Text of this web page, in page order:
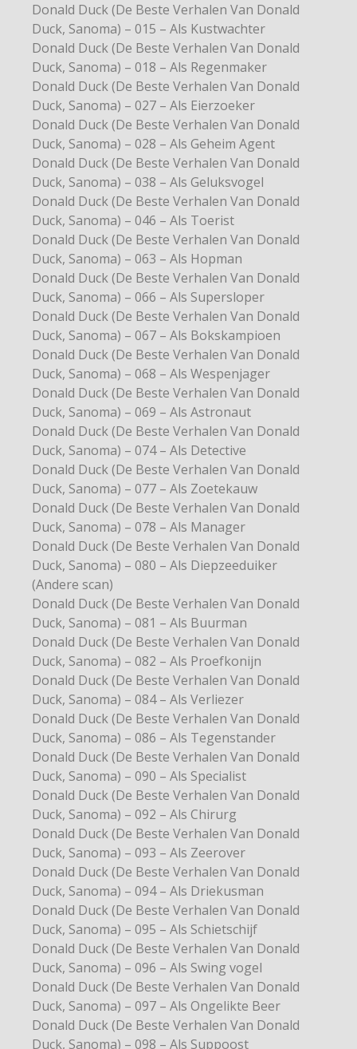
Donald Duck (De Beste Verhalen Van Donald
Duck, Sanoma) – 015 – Als Kustwachter
Donald Duck (De Beste Verhalen Van Donald
Duck, Sanoma) – 018 – Als Regenmaker
Donald Duck (De Beste Verhalen Van Donald
Duck, Sanoma) – 027 – Als Eierzoeker
Donald Duck (De Beste Verhalen Van Donald
Duck, Sanoma) – 028 – Als Geheim Agent
Donald Duck (De Beste Verhalen Van Donald
Duck, Sanoma) – 038 – Als Geluksvogel
Donald Duck (De Beste Verhalen Van Donald
Duck, Sanoma) – 046 – Als Toerist
Donald Duck (De Beste Verhalen Van Donald
Duck, Sanoma) – 063 – Als Hopman
Donald Duck (De Beste Verhalen Van Donald
Duck, Sanoma) – 066 – Als Supersloper
Donald Duck (De Beste Verhalen Van Donald
Duck, Sanoma) – 067 – Als Bokskampioen
Donald Duck (De Beste Verhalen Van Donald
Duck, Sanoma) – 068 – Als Wespenjager
Donald Duck (De Beste Verhalen Van Donald
Duck, Sanoma) – 069 – Als Astronaut
Donald Duck (De Beste Verhalen Van Donald
Duck, Sanoma) – 074 – Als Detective
Donald Duck (De Beste Verhalen Van Donald
Duck, Sanoma) – 077 – Als Zoetekauw
Donald Duck (De Beste Verhalen Van Donald
Duck, Sanoma) – 078 – Als Manager
Donald Duck (De Beste Verhalen Van Donald
Duck, Sanoma) – 080 – Als Diepzeeduiker
(Andere scan)
Donald Duck (De Beste Verhalen Van Donald
Duck, Sanoma) – 081 – Als Buurman
Donald Duck (De Beste Verhalen Van Donald
Duck, Sanoma) – 082 – Als Proefkonijn
Donald Duck (De Beste Verhalen Van Donald
Duck, Sanoma) – 084 – Als Verliezer
Donald Duck (De Beste Verhalen Van Donald
Duck, Sanoma) – 086 – Als Tegenstander
Donald Duck (De Beste Verhalen Van Donald
Duck, Sanoma) – 090 – Als Specialist
Donald Duck (De Beste Verhalen Van Donald
Duck, Sanoma) – 092 – Als Chirurg
Donald Duck (De Beste Verhalen Van Donald
Duck, Sanoma) – 093 – Als Zeerover
Donald Duck (De Beste Verhalen Van Donald
Duck, Sanoma) – 094 – Als Driekusman
Donald Duck (De Beste Verhalen Van Donald
Duck, Sanoma) – 095 – Als Schietschijf
Donald Duck (De Beste Verhalen Van Donald
Duck, Sanoma) – 096 – Als Swing vogel
Donald Duck (De Beste Verhalen Van Donald
Duck, Sanoma) – 097 – Als Ongelikte Beer
Donald Duck (De Beste Verhalen Van Donald
Duck, Sanoma) – 098 – Als Suppoost